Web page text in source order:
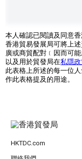
本人確認已閱讀及同意
香港貿易發展局可將上
廣或商貿配對﹝因而可
以及用於貿發局在私隱
此表格上所述的每一位
作此表格提及的用途。
HKTDC.com